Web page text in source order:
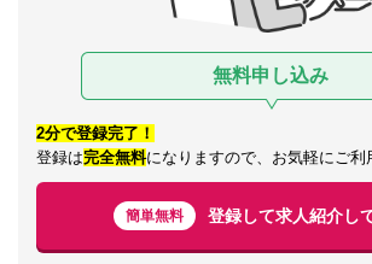
無料申し込み
2分で登録完了！
登録は完全無料になりますので、お気軽にご利
簡単無料 登録して求人紹介し